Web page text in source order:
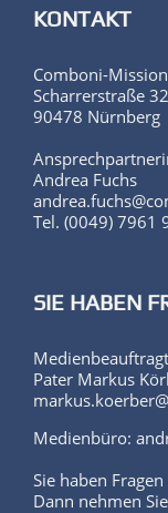
KONTAKT
Comboni-
Scharrerstraße 32
90478 Nürnberg
Andrea Fuchs
Tel. (0049) 7961
SIE HABEN
Pater Markus
Medienbüro:
Sie haben
Dann nehmen